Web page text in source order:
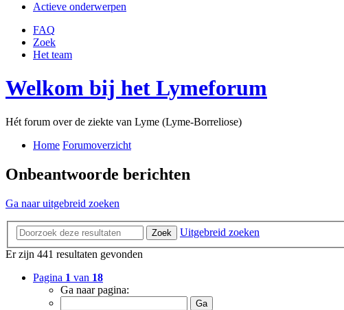
Actieve onderwerpen
FAQ
Zoek
Het team
Welkom bij het Lymeforum
Hét forum over de ziekte van Lyme (Lyme-Borreliose)
Home Forumoverzicht
Onbeantwoorde berichten
Ga naar uitgebreid zoeken
Zoek
Uitgebreid zoeken
Er zijn 441 resultaten gevonden
Pagina 1 van 18
Ga naar pagina: